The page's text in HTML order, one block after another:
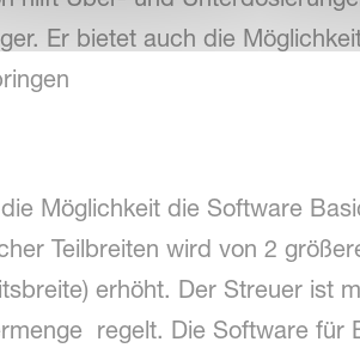
Er bietet auch die
Möglichkeit die Software
Teilbreiten wird von 2
erhöht. Der Streuer ist
regelt. Die Software für